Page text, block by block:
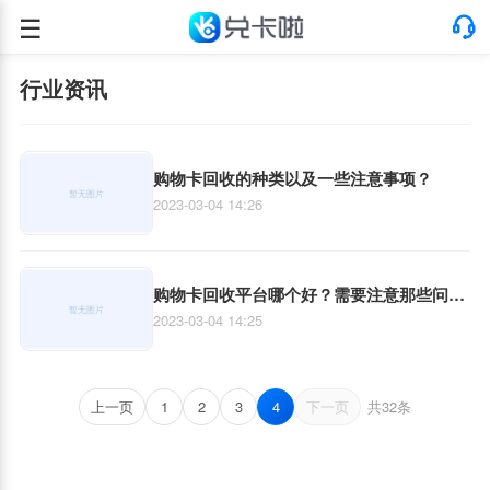
☰
行业资讯
暂无图片
购物卡回收的种类以及一些注意事项？
2023-03-04 14:26
暂无图片
购物卡回收平台哪个好？需要注意那些问题？
2023-03-04 14:25
上一页 1 2 3 4 下一页 共32条